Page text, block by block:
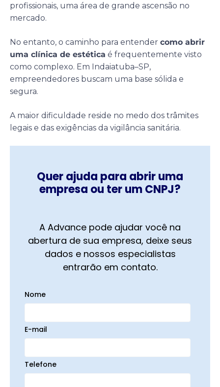
profissionais, uma área de grande ascensão no
mercado.
No entanto, o caminho para entender como abrir
uma clínica de estética é frequentemente visto
como complexo. Em Indaiatuba–SP,
empreendedores buscam uma base sólida e
segura.
A maior dificuldade reside no medo dos trâmites
legais e das exigências da vigilância sanitária.
Quer ajuda para abrir uma
empresa ou ter um CNPJ?
A Advance pode ajudar você na
abertura de sua empresa, deixe seus
dados e nossos especialistas
entrarão em contato.
Nome
E-mail
Telefone